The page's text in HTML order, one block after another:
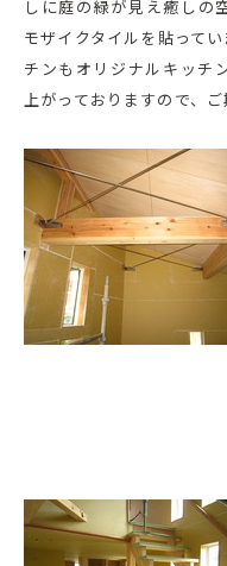
しに庭の緑が見え癒しの
モザイクタイルを貼って
チンもオリジナルキッチ
上がっておりますので、ご